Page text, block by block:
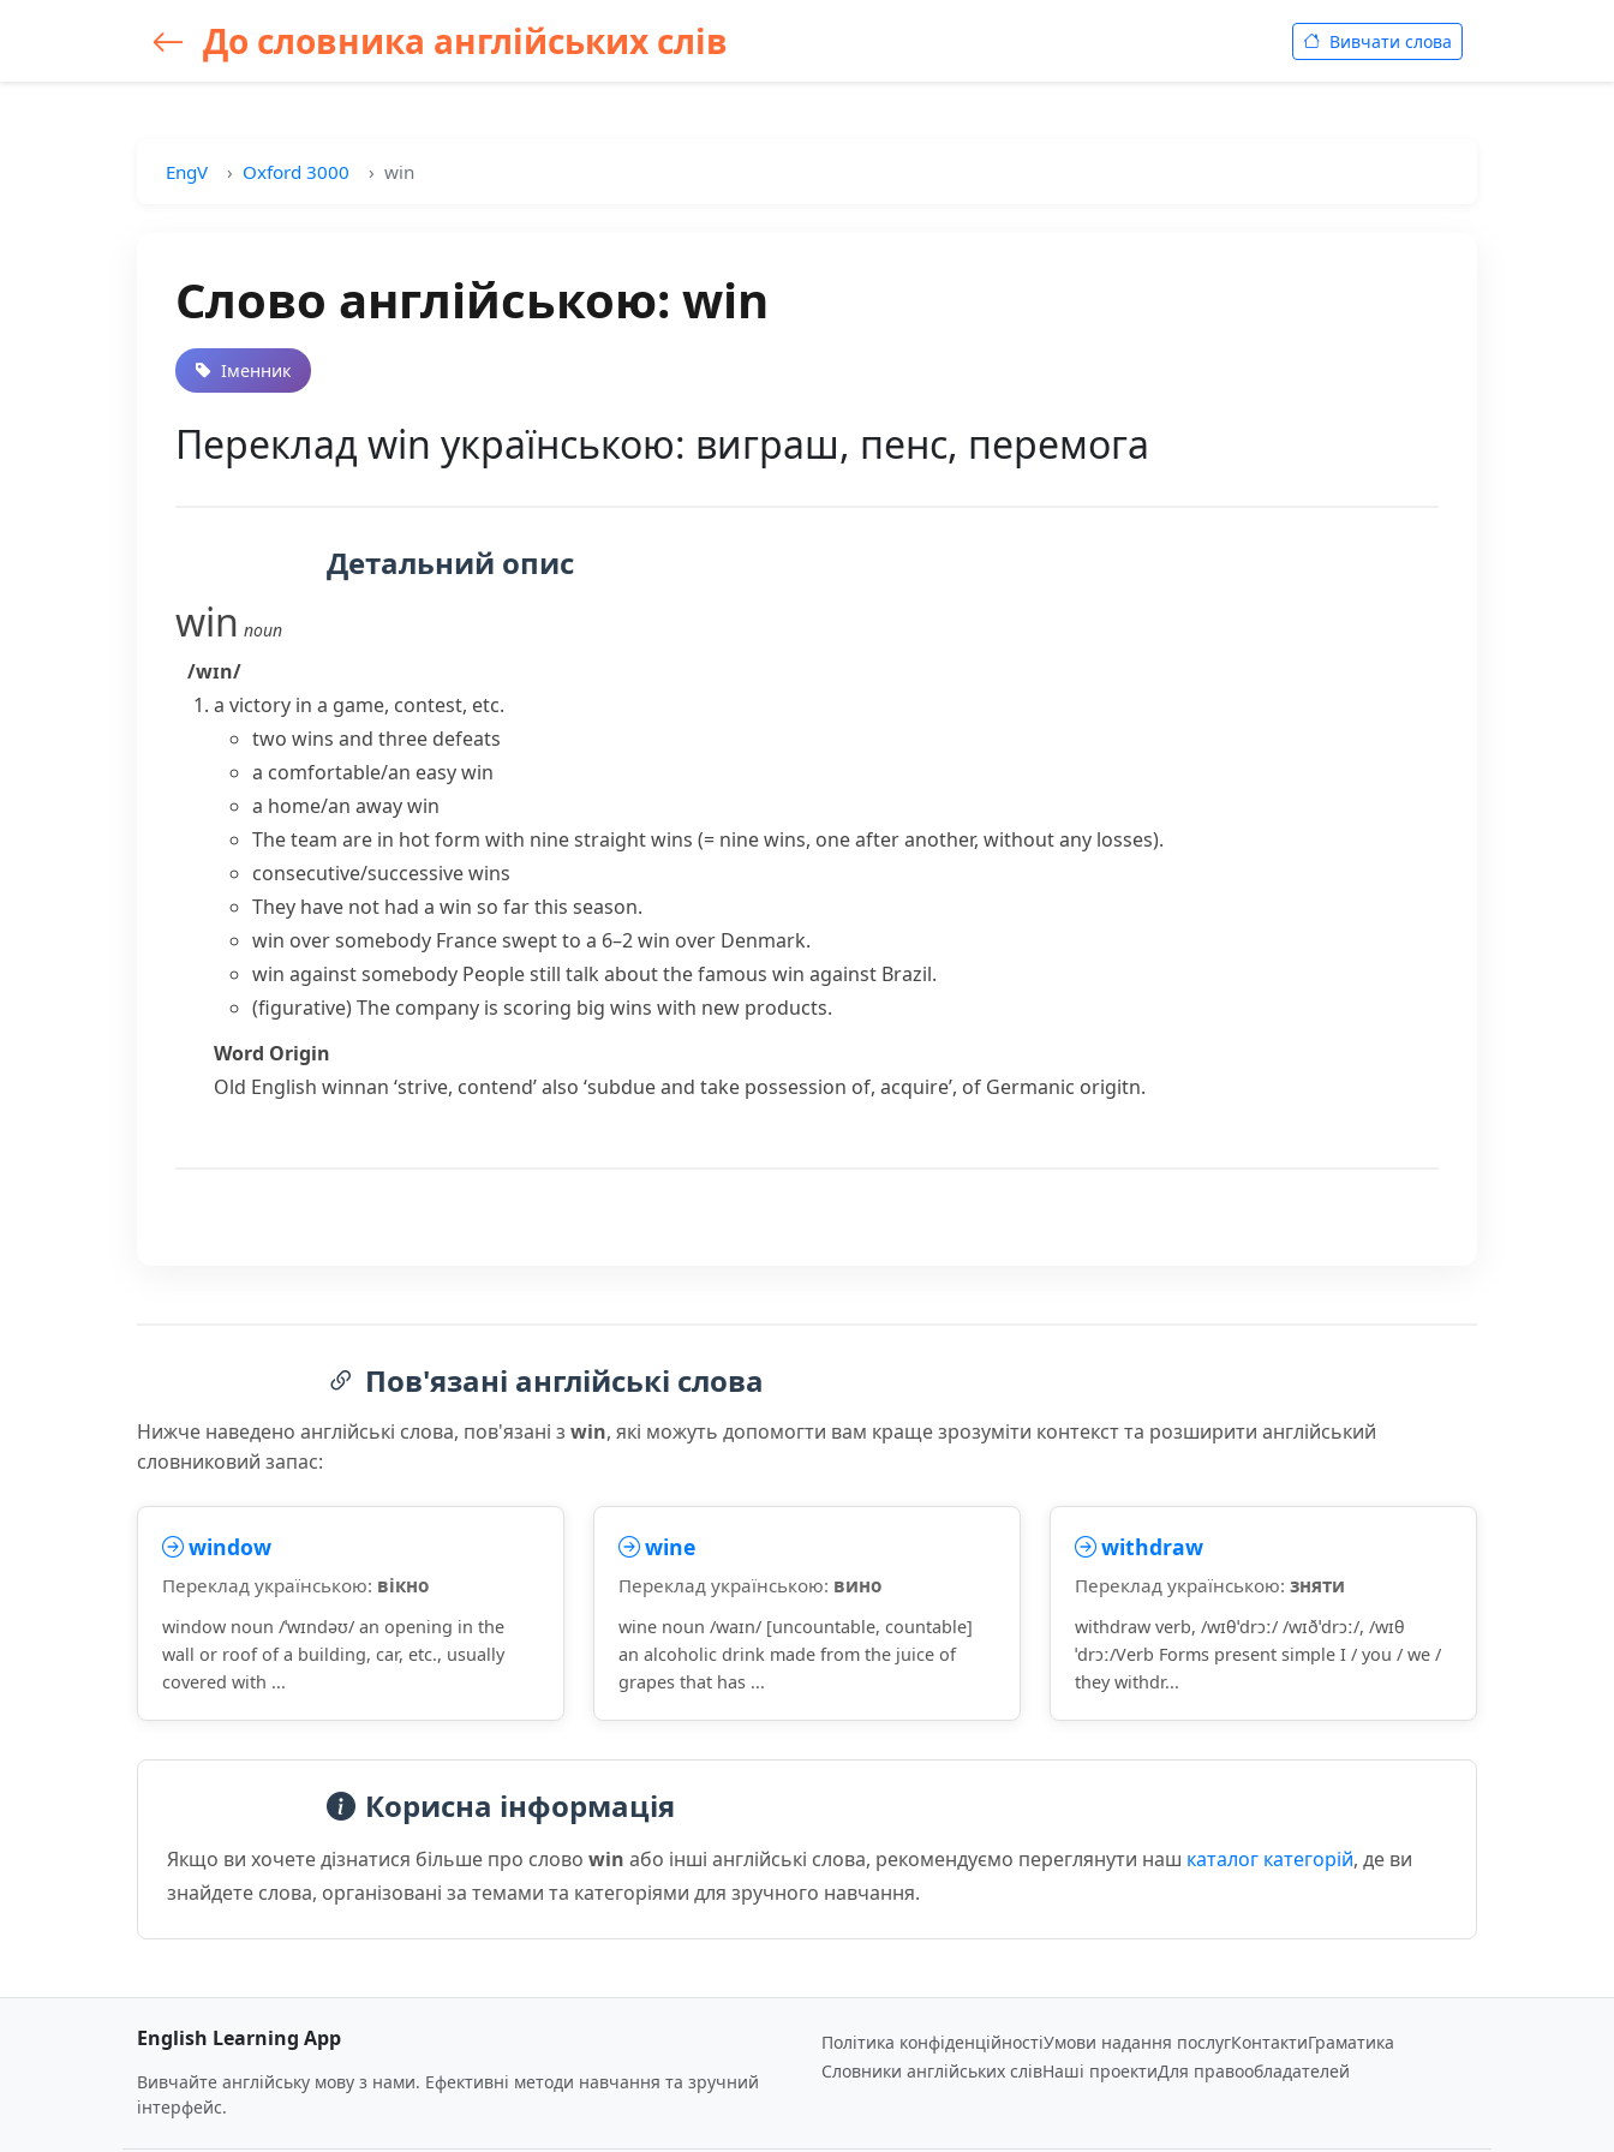
До словника англійських слів Вивчати слова
EngV Oxford 3000 win
Слово англійською: win
Іменник
Переклад win українською: виграш, пенс, перемога
Детальний опис
win noun
/wɪn/
a victory in a game, contest, etc.
two wins and three defeats
a comfortable/an easy win
a home/an away win
The team are in hot form with ninestraight wins (= nine wins, one after another, without any losses).
consecutive/successive wins
They have not had a win so far this season.
win over somebody France swept to a 6–2 win over Denmark.
win against somebody People still talk about the famous win against Brazil.
(figurative)The company is scoring big wins with new products.
Word Origin
Old English winnan ‘strive, contend’ also ‘subdue and take possession of, acquire’, of Germanic origitn.
Пов'язані англійські слова
Нижче наведено англійські слова, пов'язані з win, які можуть допомогти вам краще зрозуміти контекст та розширити англійський
словниковий запас:
window
Переклад українською: вікно
window noun /ˈwɪndəʊ/ an opening in the
wall or roof of a building, car, etc., usually
covered with ...
wine
Переклад українською: вино
wine noun /waɪn/ [uncountable, countable]
an alcoholic drink made from the juice of
grapes that has ...
withdraw
Переклад українською: зняти
withdraw verb, /wɪθˈdrɔː/ /wɪðˈdrɔː/, /wɪθ
ˈdrɔː/Verb Forms present simple I / you / we /
they withdr...
Корисна інформація
Якщо ви хочете дізнатися більше про слово win або інші англійські слова, рекомендуємо переглянути наш каталог категорій, де ви
знайдете слова, організовані за темами та категоріями для зручного навчання.
English Learning App
Вивчайте англійську мову з нами. Ефективні методи навчання та зручний
інтерфейс.
Політика конфіденційностіУмови надання послугКонтактиГраматика
Словники англійських слівНаші проектиДля правообладателей